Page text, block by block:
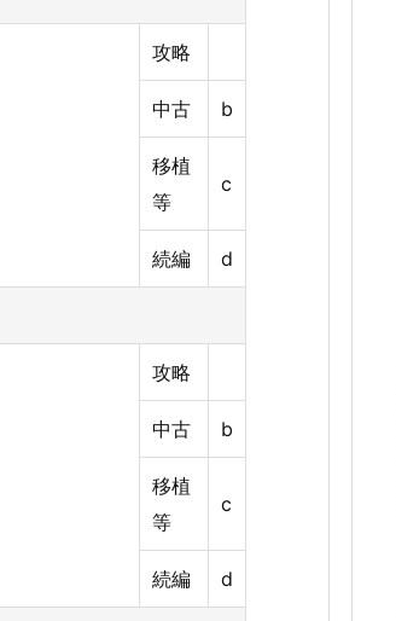
攻略
中古 b
移植
等
c
続編 d
攻略
中古 b
移植
等
c
続編 d